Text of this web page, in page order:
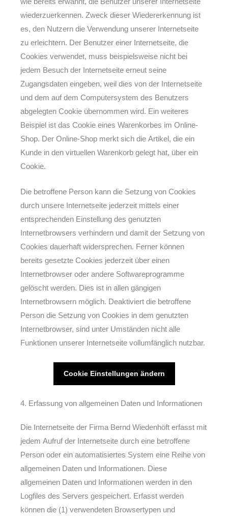
wiederzuerkennen. Zweck dieser Wiedererkennung ist
es, den Nutzern die Verwendung unserer Internetseite
zu erleichtern. Der Benutzer einer Internetseite, die
Cookies verwendet, muss beispielsweise nicht bei
jedem Besuch der Internetseite erneut seine
Zugangsdaten eingeben, weil dies von der Internetseite
und dem auf dem Computersystem des Benutzers
abgelegten Cookie übernommen wird. Ein weiteres
Beispiel ist das Cookie eines Warenkorbes im Online-
Shop. Der Online-Shop merkt sich die Artikel, die ein
Kunde in den virtuellen Warenkorb gelegt hat, über ein
Cookie.
Die betroffene Person kann die Setzung von Cookies
durch unsere Internetseite jederzeit mittels einer
entsprechenden Einstellung des genutzten
Internetbrowsers verhindern und damit der Setzung von
Cookies dauerhaft widersprechen. Ferner können
bereits gesetzte Cookies jederzeit über einen
Internetbrowser oder andere Softwareprogramme
gelöscht werden. Dies ist in allen gängigen
Internetbrowsern möglich. Deaktiviert die betroffene
Person die Setzung von Cookies in dem genutzten
Internetbrowser, sind unter Umständen nicht alle
Funktionen unserer Internetseite vollumfänglich nutzbar.
Cookie Einstellungen ändern
4. Erfassung von allgemeinen Daten und Informationen
Die Internetseite der Firma Bernd Wiedenhöft erfasst mit
jedem Aufruf der Internetseite durch eine betroffene
Person oder ein automatisiertes System eine Reihe von
allgemeinen Daten und Informationen. Diese
allgemeinen Daten und Informationen werden in den
Logfiles des Servers gespeichert. Erfasst werden
können die (1) verwendeten Browsertypen und